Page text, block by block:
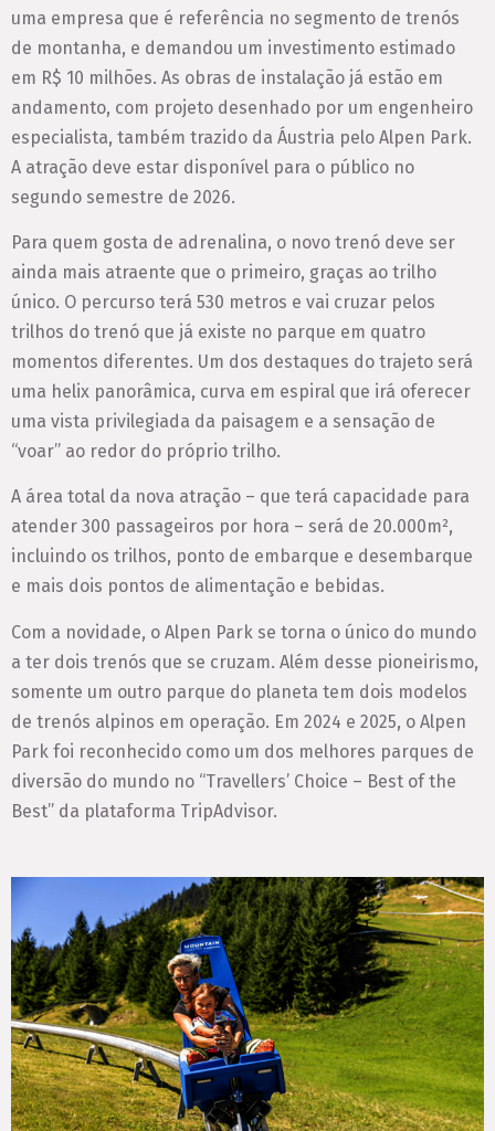
uma empresa que é referência no segmento de trenós
de montanha, e demandou um investimento estimado
em R$ 10 milhões. As obras de instalação já estão em
andamento, com projeto desenhado por um engenheiro
especialista, também trazido da Áustria pelo Alpen Park.
A atração deve estar disponível para o público no
segundo semestre de 2026.
Para quem gosta de adrenalina, o novo trenó deve ser
ainda mais atraente que o primeiro, graças ao trilho
único. O percurso terá 530 metros e vai cruzar pelos
trilhos do trenó que já existe no parque em quatro
momentos diferentes. Um dos destaques do trajeto será
uma helix panorâmica, curva em espiral que irá oferecer
uma vista privilegiada da paisagem e a sensação de
“voar” ao redor do próprio trilho.
A área total da nova atração – que terá capacidade para
atender 300 passageiros por hora – será de 20.000m²,
incluindo os trilhos, ponto de embarque e desembarque
e mais dois pontos de alimentação e bebidas.
Com a novidade, o Alpen Park se torna o único do mundo
a ter dois trenós que se cruzam. Além desse pioneirismo,
somente um outro parque do planeta tem dois modelos
de trenós alpinos em operação. Em 2024 e 2025, o Alpen
Park foi reconhecido como um dos melhores parques de
diversão do mundo no “Travellers’ Choice – Best of the
Best” da plataforma TripAdvisor.